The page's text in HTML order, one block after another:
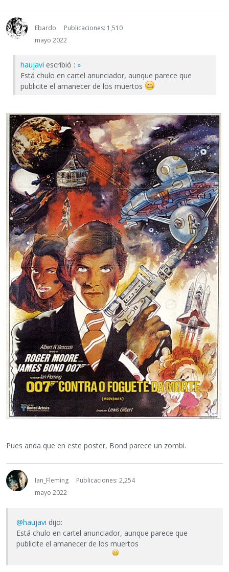
Ebardo
Publicaciones: 1,510
mayo 2022
haujavi escribió : »
Está chulo en cartel anunciador, aunque parece que
publicite el amanecer de los muertos
Pues anda que en este poster, Bond parece un zombi.
Ian_Fleming
Publicaciones: 2,254
mayo 2022
@haujavi dijo:
Está chulo en cartel anunciador, aunque parece que
publicite el amanecer de los muertos